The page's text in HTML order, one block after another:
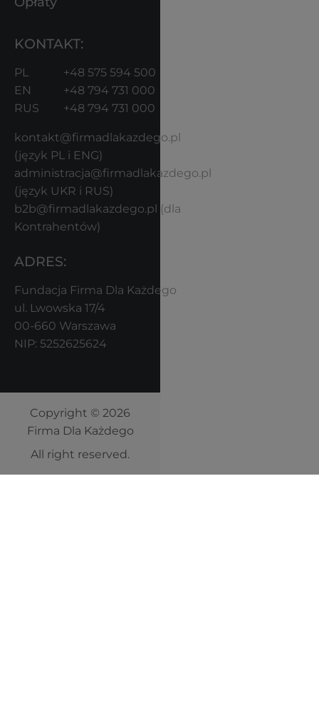
KONTAKT:
PL
+48 575 594 500
EN
+48 794 731 000
RUS
+48 794 731 000
kontakt@firmadlakazdego.pl
(język PL i ENG)
administracja@firmadlakazdego.pl
(język UKR i RUS)
b2b@firmadlakazdego.pl (dla
Kontrahentów)
ADRES:
Fundacja Firma Dla Każdego
ul. Lwowska 17/4
00-660 Warszawa
NIP: 5252625624
Copyright © 2026
Firma Dla Każdego
All right reserved.